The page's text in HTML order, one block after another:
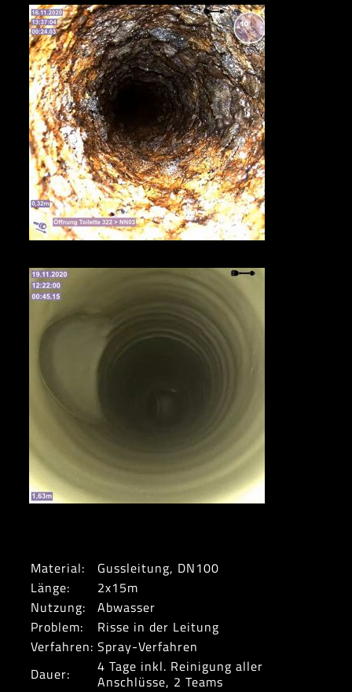
Material:
Gussleitung, DN100
Länge:
2x15m
Nutzung:
Abwasser
Problem:
Risse in der Leitung
Verfahren: Spray-Verfahren
Dauer:
4 Tage inkl. Reinigung aller
Anschlüsse, 2 Teams